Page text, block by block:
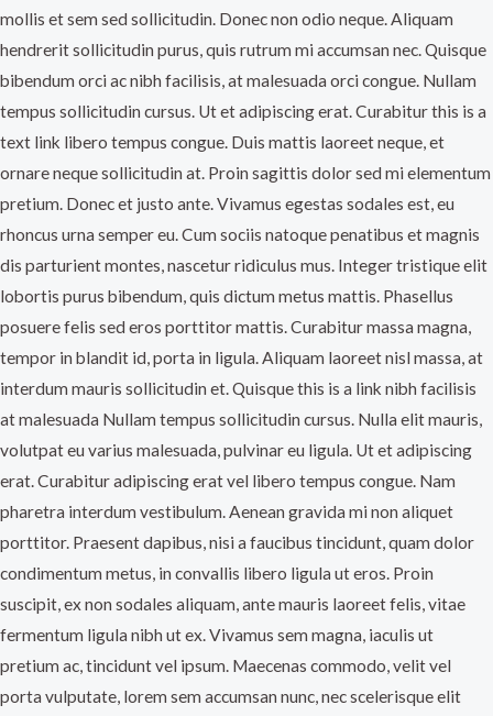
mollis et sem sed sollicitudin. Donec non odio neque. Aliquam
hendrerit sollicitudin purus, quis rutrum mi accumsan nec. Quisque
bibendum orci ac nibh facilisis, at malesuada orci congue. Nullam
tempus sollicitudin cursus. Ut et adipiscing erat. Curabitur this is a
text link libero tempus congue. Duis mattis laoreet neque, et
ornare neque sollicitudin at. Proin sagittis dolor sed mi elementum
pretium. Donec et justo ante. Vivamus egestas sodales est, eu
rhoncus urna semper eu. Cum sociis natoque penatibus et magnis
dis parturient montes, nascetur ridiculus mus. Integer tristique elit
lobortis purus bibendum, quis dictum metus mattis. Phasellus
posuere felis sed eros porttitor mattis. Curabitur massa magna,
tempor in blandit id, porta in ligula. Aliquam laoreet nisl massa, at
interdum mauris sollicitudin et. Quisque this is a link nibh facilisis
at malesuada Nullam tempus sollicitudin cursus. Nulla elit mauris,
volutpat eu varius malesuada, pulvinar eu ligula. Ut et adipiscing
erat. Curabitur adipiscing erat vel libero tempus congue. Nam
pharetra interdum vestibulum. Aenean gravida mi non aliquet
porttitor. Praesent dapibus, nisi a faucibus tincidunt, quam dolor
condimentum metus, in convallis libero ligula ut eros. Proin
suscipit, ex non sodales aliquam, ante mauris laoreet felis, vitae
fermentum ligula nibh ut ex. Vivamus sem magna, iaculis ut
pretium ac, tincidunt vel ipsum. Maecenas commodo, velit vel
porta vulputate, lorem sem accumsan nunc, nec scelerisque elit